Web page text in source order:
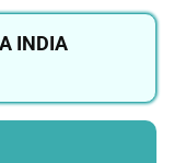
INDIA